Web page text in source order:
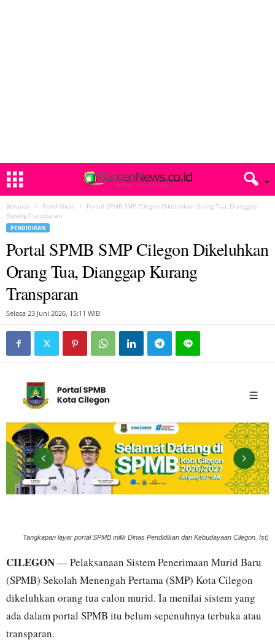
Beranda Pendidikan
Portal SPMB SMP Cilegon Dikeluhkan Orang Tua, Dianggap
Kurang Transparan
PENDIDIKAN
Portal SPMB SMP Cilegon Dikeluhkan
Orang Tua, Dianggap Kurang
Transparan
Selasa 23 Juni 2026, 15:11 WIB
Tangkapan layar portal SPMB milik Dinas Pendidikan dan Kebudayaan Cilegon. Ist)
CILEGON— Pelaksanaan Sistem Penerimaan Murid Baru
(SPMB) Sekolah Menengah Pertama (SMP) Kota Cilegon
dikeluhkan orang tua calon murid. Ia menilai sistem yang
ada dalam portal SPMB itu belum sepenuhnya terbuka atau
transparan.